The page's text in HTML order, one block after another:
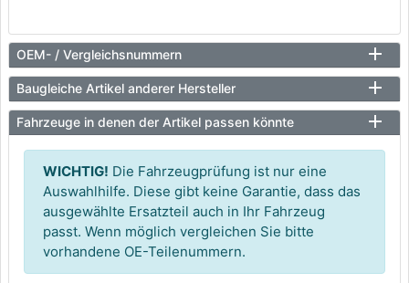
OEM- / Vergleichsnummern
Baugleiche Artikel anderer Hersteller
Fahrzeuge in denen der Artikel passen könnte
WICHTIG! Die Fahrzeugprüfung ist nur eine
Auswahlhilfe. Diese gibt keine Garantie, dass das
ausgewählte Ersatzteil auch in Ihr Fahrzeug
passt. Wenn möglich vergleichen Sie bitte
vorhandene OE-Teilenummern.